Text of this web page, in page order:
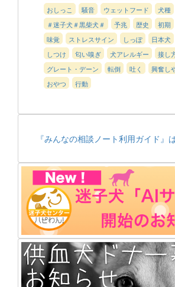
おしっこ
騒音 ウェットフード
犬種
＃迷子犬＃黒柴犬＃
予兆 歴史 初期
味覚
ストレスサイン しっぽ 日本犬
しつけ
匂い嗅ぎ 犬アレルギー
接し
グレート・デーン
転倒 吐く 興奮し
おやつ
行動
『みんなの相談ノート利用ガイド』